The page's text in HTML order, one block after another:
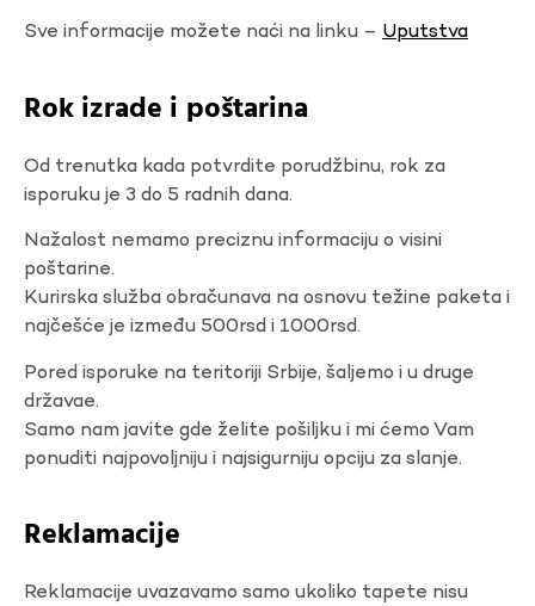
Sve informacije možete naći na linku – Uputstva
Rok izrade i poštarina
Od trenutka kada potvrdite porudžbinu, rok za
isporuku je 3 do 5 radnih dana.
Nažalost nemamo preciznu informaciju o visini
poštarine.
Kurirska služba obračunava na osnovu težine paketa i
najčešće je između 500rsd i 1000rsd.
Pored isporuke na teritoriji Srbije, šaljemo i u druge
državae.
Samo nam javite gde želite pošiljku i mi ćemo Vam
ponuditi najpovoljniju i najsigurniju opciju za slanje.
Reklamacije
Reklamacije uvazavamo samo ukoliko tapete nisu